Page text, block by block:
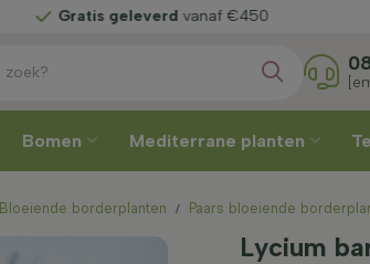
Kies zelfuw leverweek
Bomen Mediterrane planten
Bloeiende borderplanten Paars bloeiende
Lycium